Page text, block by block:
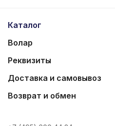
Каталог
Волар
Реквизиты
Доставка и самовывоз
Возврат и обмен